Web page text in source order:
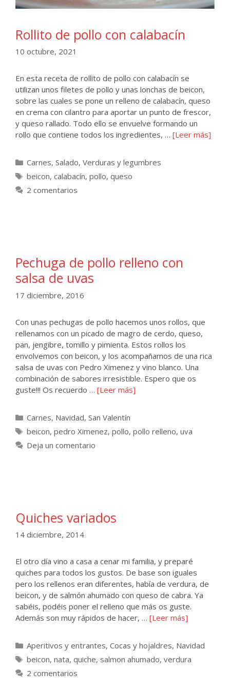
Rollito de pollo con calabacín
10 octubre, 2021
En esta receta de rollito de pollo con calabacín se
utilizan unos filetes de pollo y unas lonchas de beicon,
sobre las cuales se pone un relleno de calabacín, queso
en crema con cilantro para aportar un punto de frescor,
y queso rallado. Todo ello se envuelve formando un
rollo que contiene todos los ingredientes, … [Leer más]
Categorías
Carnes, Salado, Verduras y legumbres
Etiquetas
beicon, calabacín, pollo, queso
2 comentarios
Pechuga de pollo relleno con
salsa de uvas
17 diciembre, 2016
Con unas pechugas de pollo hacemos unos rollos, que
rellenamos con un picado de magro de cerdo, queso,
pan, jengibre, tomillo y pimienta. Estos rollos los
envolvemos con beicon, y los acompañamos de una rica
salsa de uvas con Pedro Ximenez y vino blanco. Una
combinación de sabores irresistible. Espero que os
guste!!! Os recuerdo … [Leer más]
Categorías
Carnes, Navidad, San Valentín
Etiquetas
beicon, pedro Ximenez, pollo, pollo relleno, uva
Deja un comentario
Quiches variados
14 diciembre, 2014
El otro día vino a casa a cenar mi familia, y preparé
quiches para todos los gustos. De base son iguales
pero los rellenos eran diferentes, había de verdura, de
beicon, y de salmón ahumado con queso de cabra. Ya
sabéis, podéis poner el relleno que más os guste.
Además son muy rápidos de hacer, … [Leer más]
Categorías
Aperitivos y entrantes, Cocas y hojaldres, Navidad
Etiquetas
beicon, nata, quiche, salmon ahumado, verdura
2 comentarios